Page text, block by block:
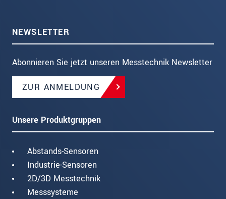
NEWSLETTER
Abonnieren Sie jetzt unseren Messtechnik Newsletter
ZUR ANMELDUNG
Unsere Produktgruppen
Abstands-Sensoren
Industrie-Sensoren
2D/3D Messtechnik
Messsysteme